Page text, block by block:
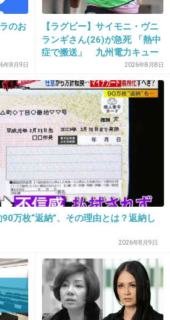
SAY YES』。
好き。
+47 -3
いていたかな
+73
んでる人に聴いて欲しい歌
のお
年8月9日
【ラグビー】サイモニ・ヴニ
ランギさん(26)が急死 「熱中
症で搬送」 九州電力キュー
デンヴォルテクスで練習中
2026年8月8日
万枚“返納”、その理由とは？返納し
2026年8月9日